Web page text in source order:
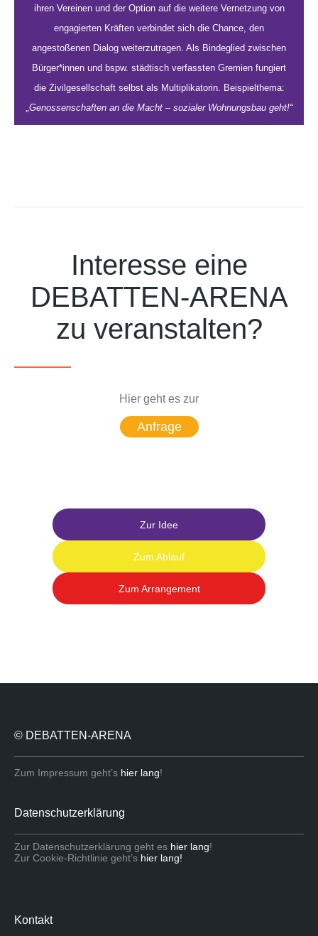
ihren Vereinen und der Option auf die weitere Vernetzung von
engagierten Kräften verbindet sich die Chance, den
angestoßenen Dialog weiterzutragen. Als Bindeglied zwischen
Bürger*innen und bspw. städtisch verfassten Gremien fungiert
die Zivilgesellschaft selbst als Multiplikatorin. Beispielthema:
„Genossenschaften an die Macht – sozialer Wohnungsbau geht!“
Interesse eine
DEBATTEN-ARENA
zu veranstalten?
Hier geht es zur
Anfrage
Zur Idee
Zum Ablauf
Zum Arrangement
© DEBATTEN-ARENA
Zum Impressum geht’s hier lang!
Datenschutzerklärung
Zur Datenschutzerklärung geht es hier lang!
Zur Cookie-Richtlinie geht’s hier lang!
Kontakt